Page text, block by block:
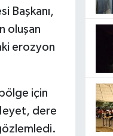
Başkanı,
oluşan
erozyon
için
dere